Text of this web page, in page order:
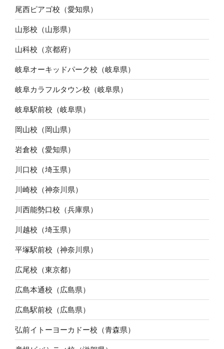
尾西ピアゴ校（愛知県）
山形校（山形県）
山科校（京都府）
岐阜オーキッドパーク校（岐阜県）
岐阜カラフルタウン校（岐阜県）
岐阜駅前校（岐阜県）
岡山校（岡山県）
岩倉校（愛知県）
川口校（埼玉県）
川崎校（神奈川県）
川西能勢口校（兵庫県）
川越校（埼玉県）
平塚駅前校（神奈川県）
広尾校（東京都）
広島本通校（広島県）
広島駅前校（広島県）
弘前イトーヨーカドー校（青森県）